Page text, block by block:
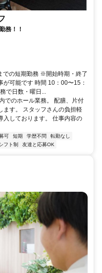
務！！
での短期勤務 ※開始時期・終了
可能です 時間 10：00〜15：
で日数・曜日...
でのホール業務。 配膳、片付
ます。 スタッフさんの負担軽
入しております。 仕事内容の
可 短期 学歴不問
転勤なし
フト制 友達と応募OK